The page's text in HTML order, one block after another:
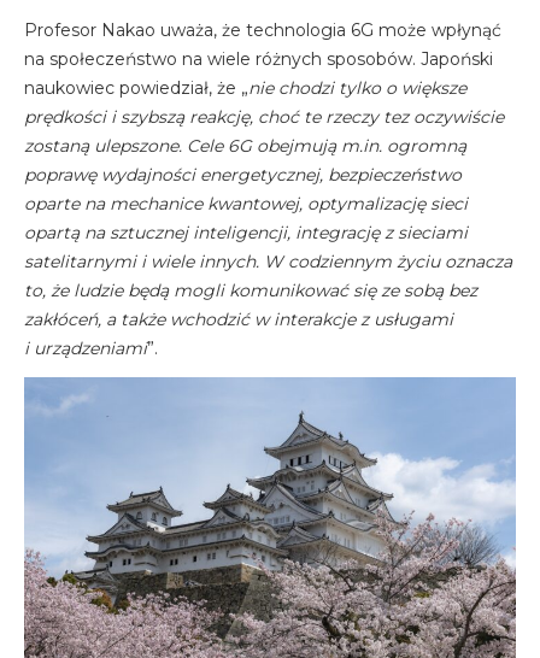
Profesor Nakao uważa, że technologia 6G może wpłynąć
na społeczeństwo na wiele różnych sposobów. Japoński
naukowiec powiedział, że „nie chodzi tylko o większe
prędkości i szybszą reakcję, choć te rzeczy tez oczywiście
zostaną ulepszone. Cele 6G obejmują m.in. ogromną
poprawę wydajności energetycznej, bezpieczeństwo
oparte na mechanice kwantowej, optymalizację sieci
opartą na sztucznej inteligencji, integrację z sieciami
satelitarnymi i wiele innych. W codziennym życiu oznacza
to, że ludzie będą mogli komunikować się ze sobą bez
zakłóceń, a także wchodzić w interakcje z usługami
i urządzeniami”.